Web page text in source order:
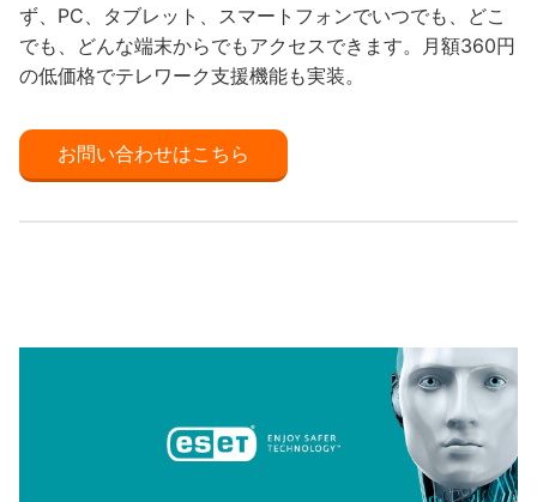
ず、PC、タブレット、スマートフォンでいつでも、どこ
でも、どんな端末からでもアクセスできます。月額360円
の低価格でテレワーク支援機能も実装。
お問い合わせはこちら